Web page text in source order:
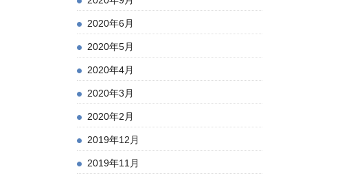
2020年6月
2020年5月
2020年4月
2020年3月
2020年2月
2019年12月
2019年11月